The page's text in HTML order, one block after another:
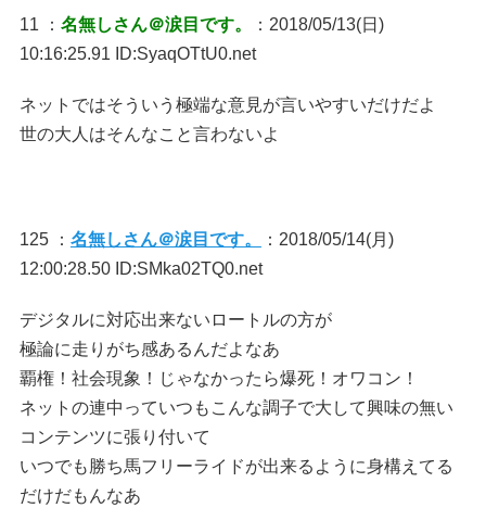
11 ： 名無しさん＠涙目です。
：2018/05/13(日)
10:16:25.91 ID:SyaqOTtU0.net
ネットではそういう極端な意見が言いやすいだけだよ
世の大人はそんなこと言わないよ
125 ： 名無しさん＠涙目です。
：2018/05/14(月)
12:00:28.50 ID:SMka02TQ0.net
デジタルに対応出来ないロートルの方が
極論に走りがち感あるんだよなあ
覇権！社会現象！じゃなかったら爆死！オワコン！
ネットの連中っていつもこんな調子で大して興味の無い
コンテンツに張り付いて
いつでも勝ち馬フリーライドが出来るように身構えてる
だけだもんなあ